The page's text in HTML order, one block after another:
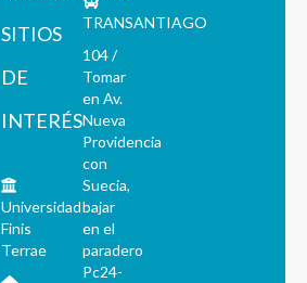
SITIOS
DE
INTERÉS
Universidad
Finis
Terrae
TRANSANTIAGO
104 /
Tomar
en Av.
Nueva
Providencia
con
Suecia,
bajar
en el
paradero
Pc24-